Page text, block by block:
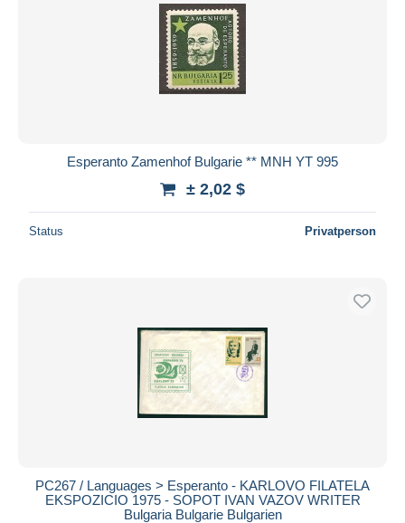
Esperanto Zamenhof Bulgarie ** MNH YT 995
± 2,02 $
Status Privatperson
PC267 / Languages > Esperanto - KARLOVO FILATELA
EKSPOZICIO 1975 - SOPOT IVAN VAZOV WRITER
Bulgaria Bulgarie Bulgarien